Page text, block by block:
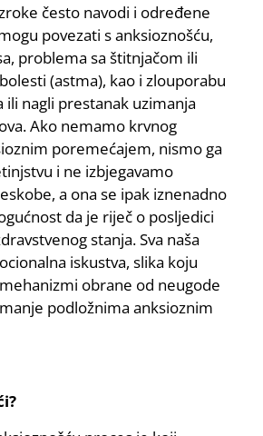
često navodi i određene
povezati s anksioznošću,
problema sa štitnjačom ili
(astma), kao i zlouporabu
ili nagli prestanak uzimanja
Ako nemamo krvnog
poremećajem, nismo ga
i ne izbjegavamo
a ona se ipak iznenadno
da je riječ o posljedici
stanja. Sva naša
iskustva, slika koju
obrane od neugode
podložnima anksioznim